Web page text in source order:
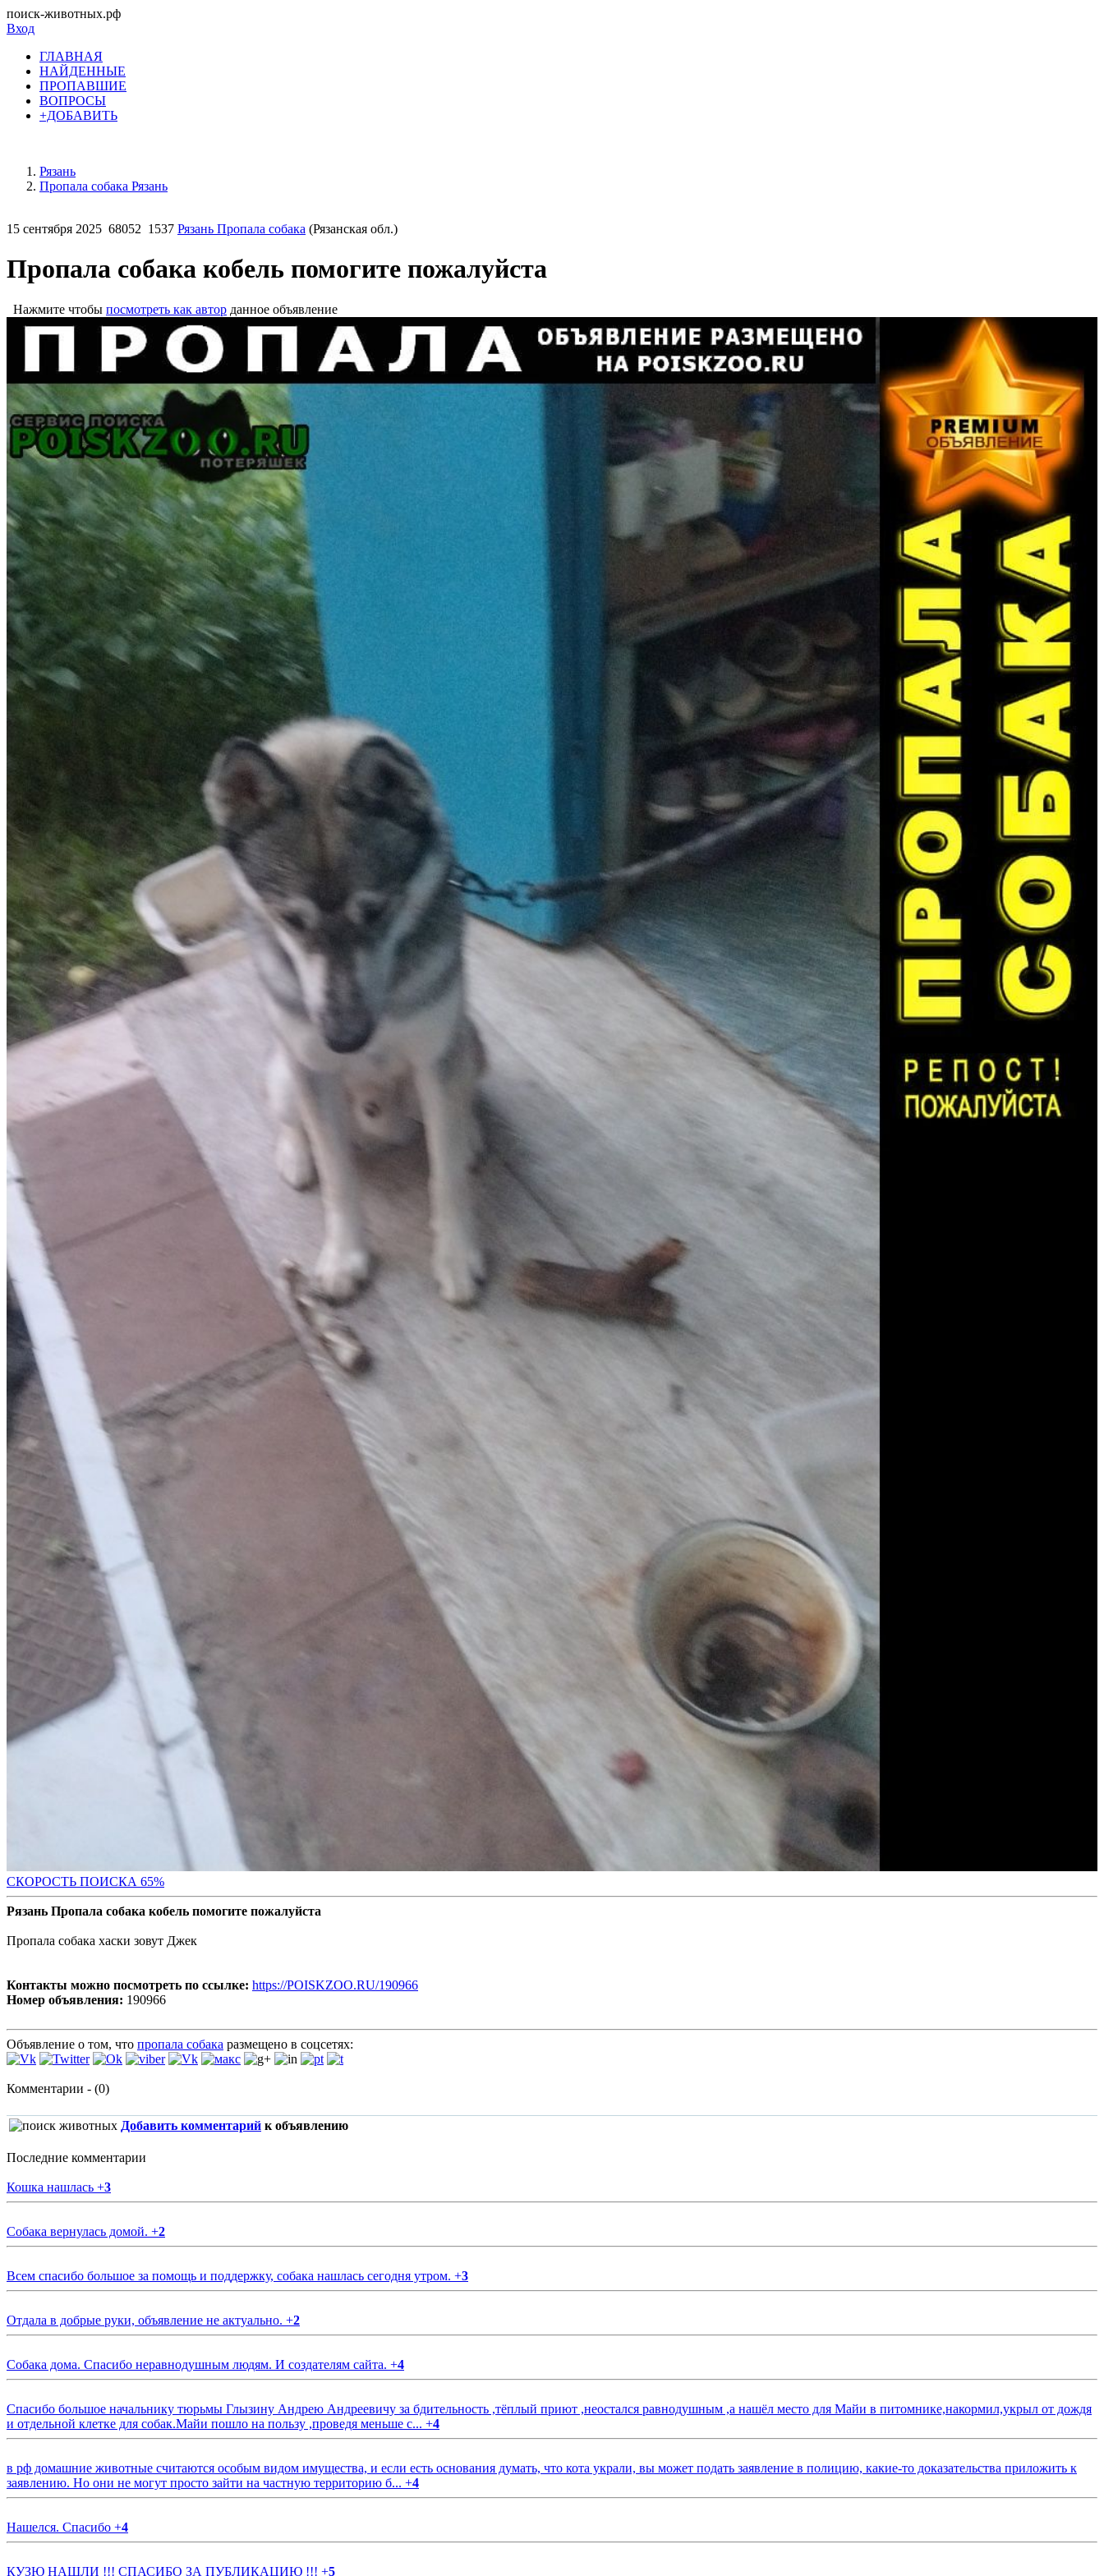
поиск-животных.рф
Вход
ГЛАВНАЯ
НАЙДЕННЫЕ
ПРОПАВШИЕ
ВОПРОСЫ
+ДОБАВИТЬ
Рязань
Пропала собака Рязань
15 сентября 2025 68052 1537 Рязань Пропала собака (Рязанская обл.)
Пропала собака кобель помогите пожалуйста
Нажмите чтобы посмотреть как автор данное объявление
СКОРОСТЬ ПОИСКА 65%
Рязань Пропала собака кобель помогите пожалуйста
Пропала собака хаски зовут Джек
Контакты можно посмотреть по ссылке: https://POISKZOO.RU/190966
Номер объявления: 190966
Объявление о том, что пропала собака размещено в соцсетях:
Комментарии - (0)
Добавить комментарий к объявлению
Последние комментарии
Кошка нашлась +3
Собака вернулась домой. +2
Всем спасибо большое за помощь и поддержку, собака нашлась сегодня утром. +3
Отдала в добрые руки, объявление не актуально. +2
Собака дома. Спасибо неравнодушным людям. И создателям сайта. +4
Спасибо большое начальнику тюрьмы Глызину Андрею Андреевичу за бдительность ,тёплый приют ,неостался равнодушным ,а нашёл место для Майи в питомнике,накормил,укрыл от дождя
и отдельной клетке для собак.Майи пошло на пользу ,проведя меньше с... +4
в рф домашние животные считаются особым видом имущества, и если есть основания думать, что кота украли, вы может подать заявление в полицию, какие-то доказательства приложить к
заявлению. Но они не могут просто зайти на частную территорию б... +4
Нашелся. Спасибо +4
КУЗЮ НАШЛИ !!! СПАСИБО ЗА ПУБЛИКАЦИЮ !!! +5